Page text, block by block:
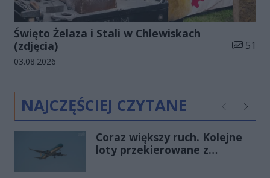
Święto Żelaza i Stali w Chlewiskach
(zdjęcia)
Liczba
51
Data dodania galerii:
03.08.2026
NAJCZĘŚCIEJ CZYTANE Poprzednie
Coraz większy ruch. Kolejne
loty przekierowane z